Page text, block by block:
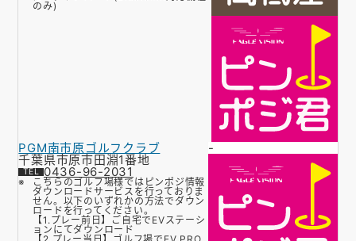
のみ)
PGM南市原ゴルフクラブ
千葉県市原市田淵1番地
0436-96-2031
こちらのゴルフ場様ではピンポジ情報
ダウンロードサービスを行っておりま
せん。以下のいずれかの方法でダウン
ロードを行ってください。
【1.プレー前日】ご自宅でEVステーシ
ョンにてダウンロード
-